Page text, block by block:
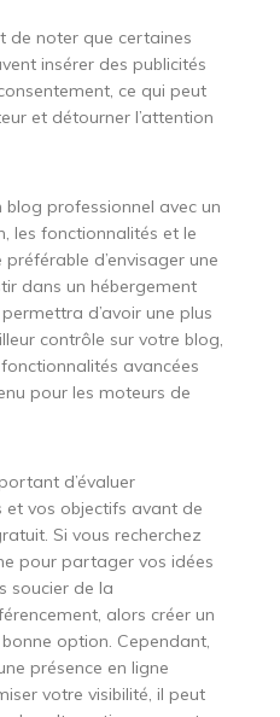
de noter que certaines
insérer des publicités
ce qui peut
et détourner l’attention
blog professionnel avec un
les fonctionnalités et le
d’envisager une
dans un hébergement
d’avoir une plus
contrôle sur votre blog,
avancées
pour les moteurs de
d’évaluer
et vos objectifs avant de
Si vous recherchez
pour partager vos idées
soucier de la
alors créer un
option. Cependant,
présence en ligne
votre visibilité, il peut